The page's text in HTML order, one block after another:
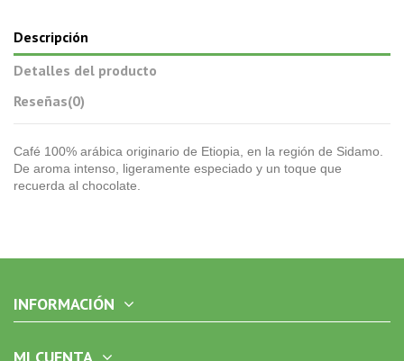
Descripción
Detalles del producto
Reseñas(0)
Café 100% arábica originario de Etiopia, en la región de Sidamo.
De aroma intenso, ligeramente especiado y un toque que
recuerda al chocolate.
INFORMACIÓN
MI CUENTA